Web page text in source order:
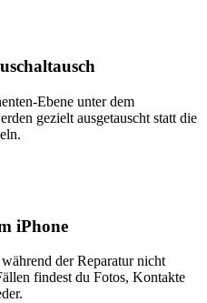
Ebene unter dem
gezielt ausgetauscht statt die
iPhone
der Reparatur nicht
findest du Fotos, Kontakte